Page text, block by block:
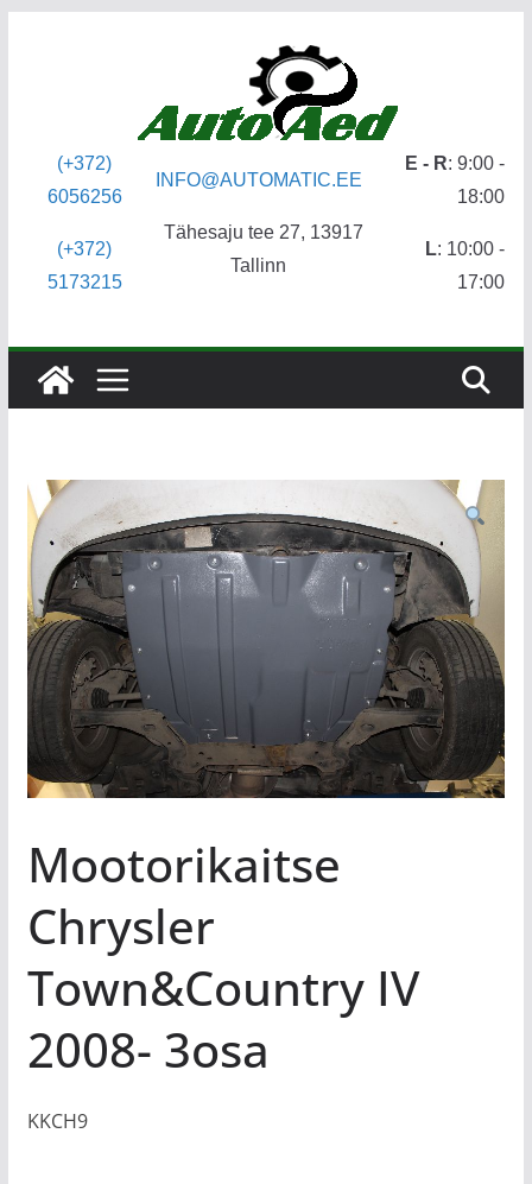
(+372)
6056256
(+372)
5173215
INFO@AUTOMATIC.EE
Tähesaju tee 27, 13917
Tallinn
E - R: 9:00 -
18:00
L: 10:00 -
17:00
Mootorikaitse
Chrysler
Town&Country IV
2008- 3osa
KKCH9